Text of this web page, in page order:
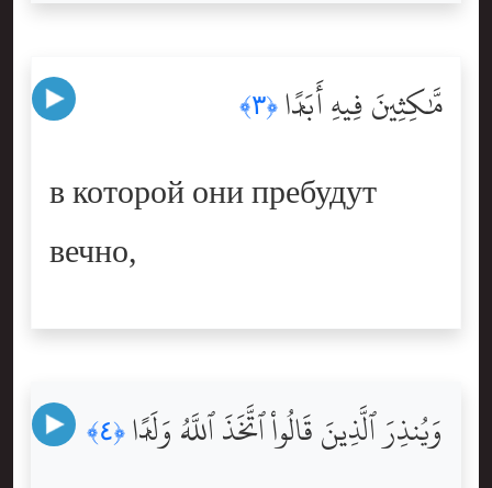
مَّٰكِثِينَ فِيهِ أَبَدًۭا ﴿٣﴾
в которой они пребудут
вечно,
وَيُنذِرَ ٱلَّذِينَ قَالُواْ ٱتَّخَذَ ٱللَّهُ وَلَدًۭا ﴿٤﴾